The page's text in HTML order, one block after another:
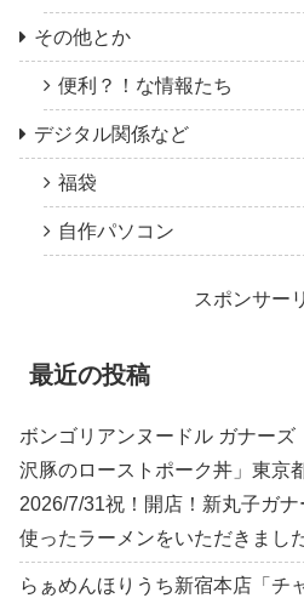
その他とか
便利？！な情報たち
デジタル関係など
福袋
自作パソコン
スポンサー
最近の投稿
ボンゴリアンヌードル ガナーズ
沢豚のローストポーク丼」東京
2026/7/31祝！開店！新丸子ガ
使ったラーメンをいただきまし
らぁめんほりうち新宿本店「チ